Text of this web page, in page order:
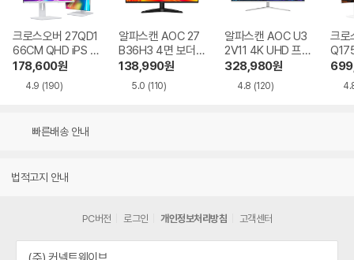
크로스오버 27QD1
66CM QHD iPS U
SB-C 화이트 Ai 멀
티스탠드
178,600원
4.9 (190)
알파스캔 AOC 27
B36H3 4면 보더리
스 IPS 120 시력보
호 무결점
138,990원
5.0 (110)
알파스캔 AOC U3
2V11 4K UHD 프리
싱크 HDR 시력보호
무결점
328,980원
4.8 (120)
크로
Ai
빠른배송 안내
법적고지 안내
PC버전 로그인 개인정보처리방침 고객센터